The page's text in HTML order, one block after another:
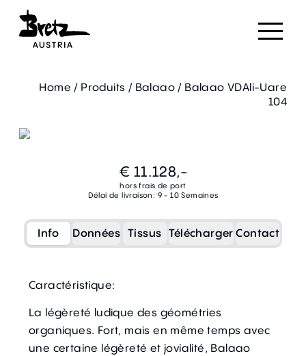
Home / Produits / Balaao / Balaao VDAli-Uare
104
€ 11.128,-
hors frais de port
Délai de livraison: 9 - 10 Semaines
Info Données Tissus Télécharger Contact
Caractéristique:
La légèreté ludique des géométries
organiques. Fort, mais en même temps avec
une certaine légèreté et jovialité, Balaao